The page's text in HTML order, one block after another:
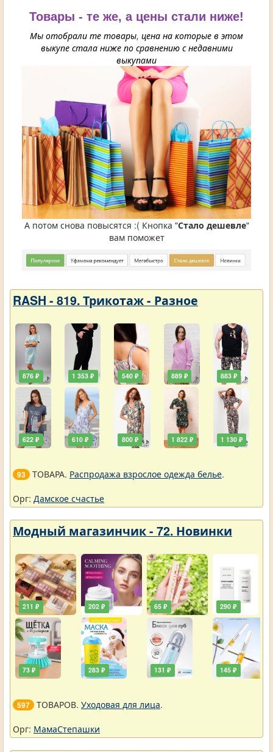
Товары - те же, а цены стали ниже!
Мы отобрали те товары, цена на которые в этом
выкупе стала ниже по сравнению с недавними
выкупами
А потом снова повысятся :( Кнопка "Стало дешевле"
вам поможет
RASH - 819. Трикотаж - Разное
876 ₽
622 ₽
1 353 ₽
610 ₽
540 ₽
800 ₽
889 ₽
1 822 ₽
883 ₽
1 130 ₽
93 ТОВАРА. Распродажа взрослое одежда белье.
Орг: Дамское счастье
Модный магазинчик - 72. Новинки
211 ₽
73 ₽
202 ₽
283 ₽
65 ₽
131 ₽
290 ₽
145 ₽
597 ТОВАРОВ. Уходовая для лица.
Орг: МамаСтепашки